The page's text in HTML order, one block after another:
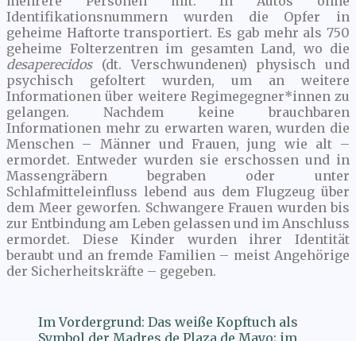
Identifikationsnummern wurden die Opfer in
geheime Haftorte transportiert. Es gab mehr als 750
geheime Folterzentren im gesamten Land, wo die
desaperecidos (dt. Verschwundenen) physisch und
psychisch gefoltert wurden, um an weitere
Informationen über weitere Regimegegner*innen zu
gelangen. Nachdem keine brauchbaren
Informationen mehr zu erwarten waren, wurden die
Menschen – Männer und Frauen, jung wie alt –
ermordet. Entweder wurden sie erschossen und in
Massengräbern begraben oder unter
Schlafmitteleinfluss lebend aus dem Flugzeug über
dem Meer geworfen. Schwangere Frauen wurden bis
zur Entbindung am Leben gelassen und im Anschluss
ermordet. Diese Kinder wurden ihrer Identität
beraubt und an fremde Familien – meist Angehörige
der Sicherheitskräfte – gegeben.
Im Vordergrund: Das weiße Kopftuch als
Symbol der Madres de Plaza de Mayo; im